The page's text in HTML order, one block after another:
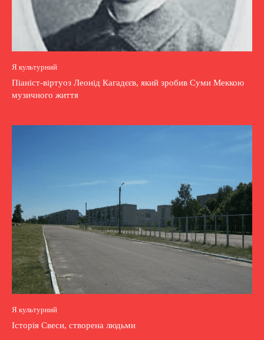
Я культурний
Піаніст-віртуоз Леонід Кагадєєв, який зробив Суми Меккою
музичного життя
Я культурний
Історія Свеси, створена людьми